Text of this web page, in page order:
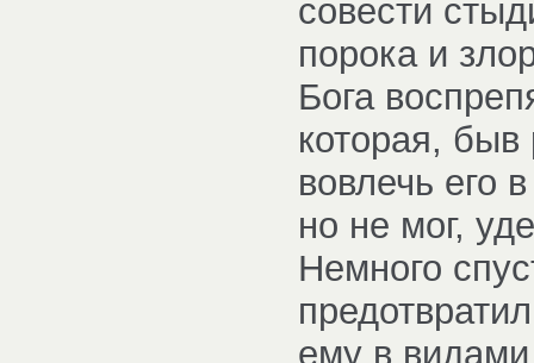
совести
порока и
Бога
которая, быв
вовлечь его
но не мог,
Немного
ему в